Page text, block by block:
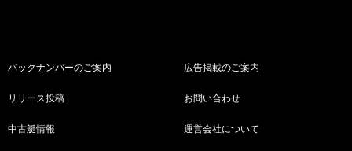
バックナンバーのご案内 広告掲載のご案内
リリース投稿 お問い合わせ
中古艇情報 運営会社について